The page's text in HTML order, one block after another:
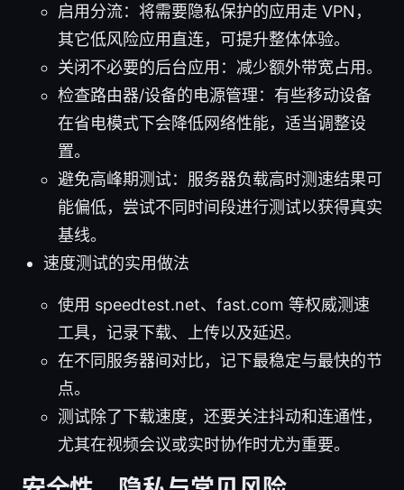
启用分流：将需要隐私保护的应用走 VPN，
其它低风险应用直连，可提升整体体验。
关闭不必要的后台应用：减少额外带宽占用。
检查路由器/设备的电源管理：有些移动设备
在省电模式下会降低网络性能，适当调整设
置。
避免高峰期测试：服务器负载高时测速结果可
能偏低，尝试不同时间段进行测试以获得真实
基线。
速度测试的实用做法
使用 speedtest.net、fast.com 等权威测速
工具，记录下载、上传以及延迟。
在不同服务器间对比，记下最稳定与最快的节
点。
测试除了下载速度，还要关注抖动和连通性，
尤其在视频会议或实时协作时尤为重要。